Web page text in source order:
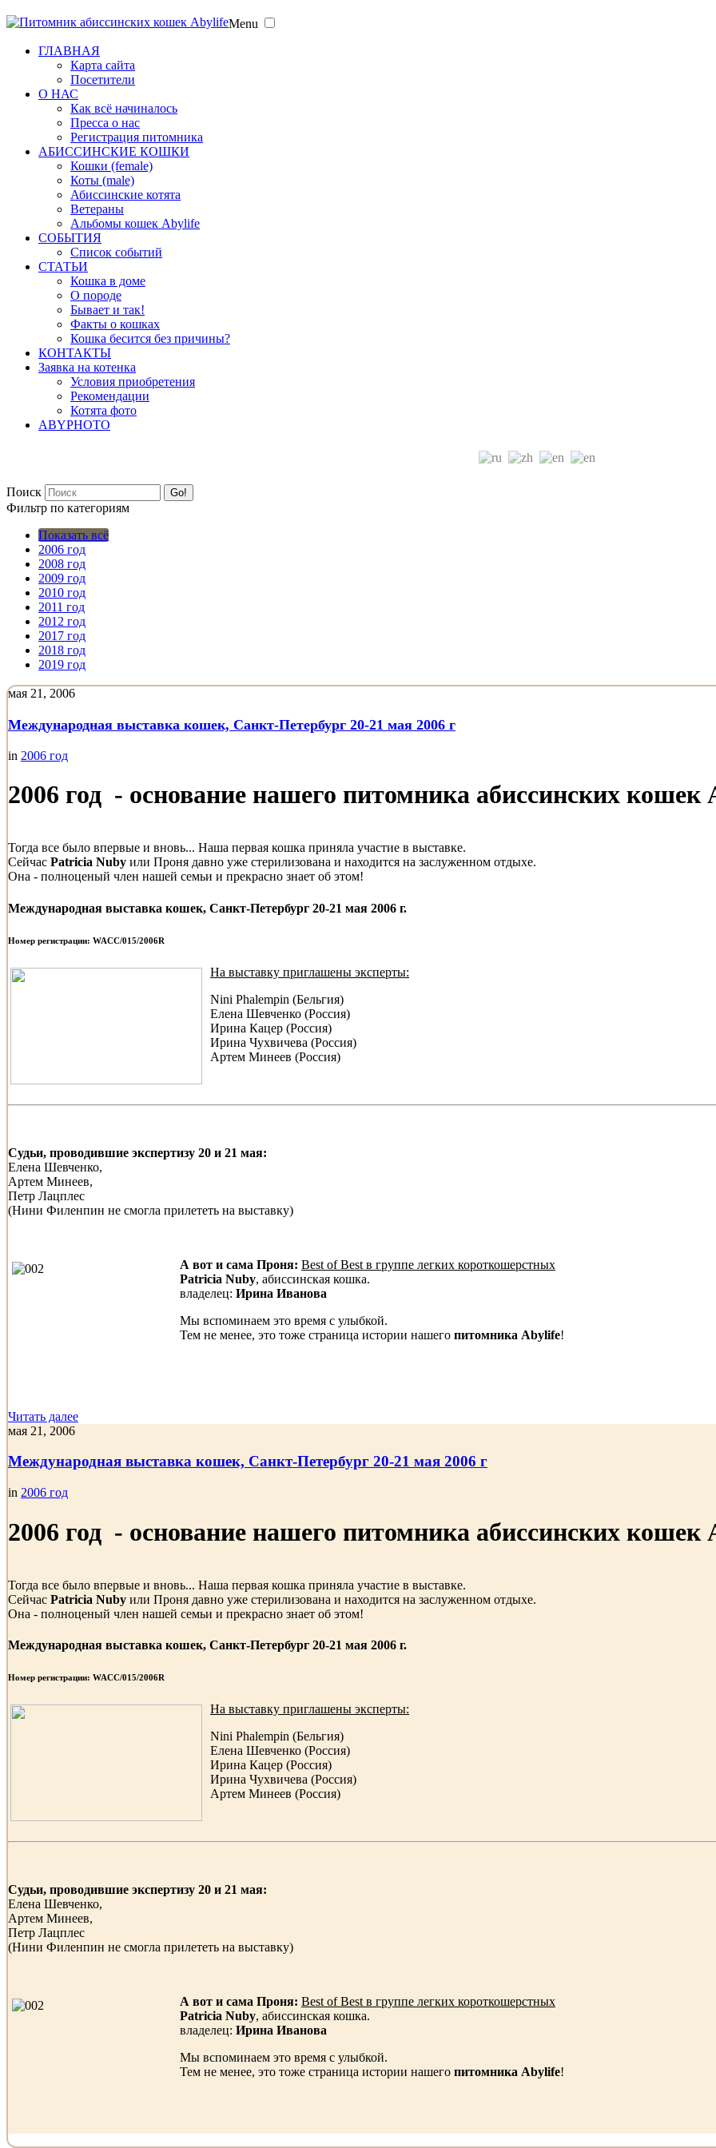
Menu
ГЛАВНАЯ
Карта сайта
Посетители
О НАС
Как всё начиналось
Пресса о нас
Регистрация питомника
АБИССИНСКИЕ КОШКИ
Кошки (female)
Коты (male)
Абиссинские котята
Ветераны
Альбомы кошек Abylife
СОБЫТИЯ
Список событий
СТАТЬИ
Кошка в доме
О породе
Бывает и так!
Факты о кошках
Кошка бесится без причины?
КОНТАКТЫ
Заявка на котенка
Условия приобретения
Рекомендации
Котята фото
ABYPHOTO
Поиск Go!
Фильтр по категориям
Показать всё
2006 год
2008 год
2009 год
2010 год
2011 год
2012 год
2017 год
2018 год
2019 год
мая 21, 2006
Международная выставка кошек, Санкт-Петербург 20-21 мая 2006 г
in 2006 год
2006 год - основание нашего питомника абиссинских кошек
Тогда все было впервые и вновь... Наша первая кошка приняла участие в выставке.
Сейчас Patricia Nuby или Проня давно уже стерилизована и находится на заслуженном отдыхе.
Она - полноценый член нашей семьи и прекрасно знает об этом!
Международная выставка кошек, Санкт-Петербург 20-21 мая 2006 г.
Номер регистрации: WACC/015/2006R
На выставку приглашены эксперты:
Nini Phalempin (Бельгия)
Елена Шевченко (Россия)
Ирина Кацер (Россия)
Ирина Чухвичева (Россия)
Артем Минеев (Россия)
Судьи, проводившие экспертизу 20 и 21 мая:
Елена Шевченко,
Артем Минеев,
Петр Лацплес
(Нини Филенпин не смогла прилететь на выставку)
А вот и сама Проня: Best of Best в группе легких короткошерстных
Patricia Nuby, абиссинская кошка.
владелец: Ирина Иванова
Мы вспоминаем это время с улыбкой.
Тем не менее, это тоже страница истории нашего питомника Abylife!
Читать далее
мая 21, 2006
Международная выставка кошек, Санкт-Петербург 20-21 мая 2006 г
in 2006 год
2006 год - основание нашего питомника абиссинских кошек
Тогда все было впервые и вновь... Наша первая кошка приняла участие в выставке.
Сейчас Patricia Nuby или Проня давно уже стерилизована и находится на заслуженном отдыхе.
Она - полноценый член нашей семьи и прекрасно знает об этом!
Международная выставка кошек, Санкт-Петербург 20-21 мая 2006 г.
Номер регистрации: WACC/015/2006R
На выставку приглашены эксперты:
Nini Phalempin (Бельгия)
Елена Шевченко (Россия)
Ирина Кацер (Россия)
Ирина Чухвичева (Россия)
Артем Минеев (Россия)
Судьи, проводившие экспертизу 20 и 21 мая:
Елена Шевченко,
Артем Минеев,
Петр Лацплес
(Нини Филенпин не смогла прилететь на выставку)
А вот и сама Проня: Best of Best в группе легких короткошерстных
Patricia Nuby, абиссинская кошка.
владелец: Ирина Иванова
Мы вспоминаем это время с улыбкой.
Тем не менее, это тоже страница истории нашего питомника Abylife!